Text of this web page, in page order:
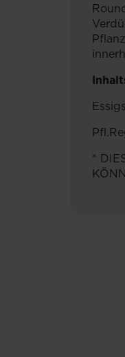
*